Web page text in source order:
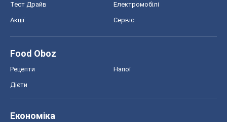
Тест Драйв Електромобілі
Акції Сервіс
Food Oboz
Рецепти Напої
Дієти
Економіка